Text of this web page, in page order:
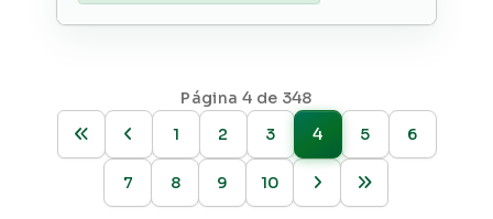
Página 4 de 348
1
2 3 4 5 6
7 8 9 10